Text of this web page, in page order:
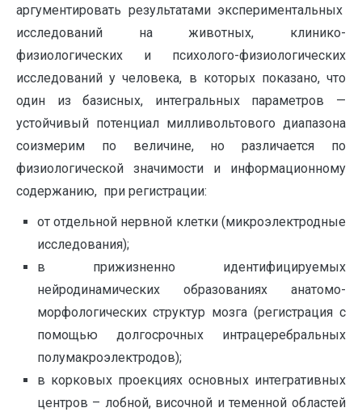
аргументировать результатами экспериментальных
исследований на животных, клинико-
физиологических и психолого-физиологических
исследований у человека, в которых показано, что
один из базисных, интегральных параметров —
устойчивый потенциал милливольтового диапазона
соизмерим по величине, но различается по
физиологической значимости и информационному
содержанию, при регистрации:
от отдельной нервной клетки (микроэлектродные
исследования);
в прижизненно идентифицируемых
нейродинамических образованиях анатомо-
морфологических структур мозга (регистрация с
помощью долгосрочных интрацеребральных
полумакроэлектродов);
в корковых проекциях основных интегративных
центров – лобной, височной и теменной областей